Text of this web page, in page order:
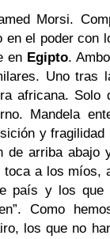
Morsi.
en el poder con
en Egipto.
Uno tras
africana. Solo
Mandela
y fragilidad
de arriba abajo
toca a los míos,
país y los que
Como
los que no